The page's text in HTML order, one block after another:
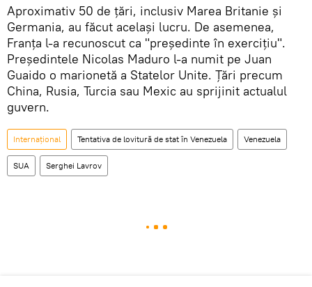
Aproximativ 50 de țări, inclusiv Marea Britanie și
Germania, au făcut același lucru. De asemenea,
Franța l-a recunoscut ca "președinte în exerciţiu".
Președintele Nicolas Maduro l-a numit pe Juan
Guaido o marionetă a Statelor Unite. Țări precum
China, Rusia, Turcia sau Mexic au sprijinit actualul
guvern.
Internaţional Tentativa de lovitură de stat în Venezuela Venezuela
SUA Serghei Lavrov